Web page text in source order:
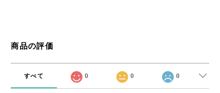
商品の評価
すべて 0 0 0